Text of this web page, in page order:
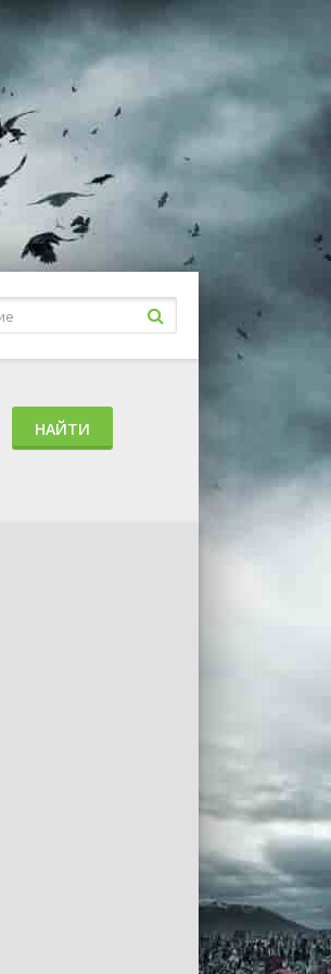
НАЙТИ